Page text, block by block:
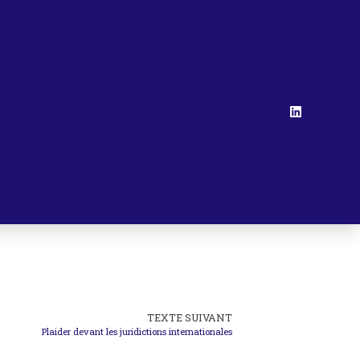
TEXTE SUIVANT
Plaider devant les juridictions internationales